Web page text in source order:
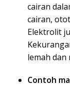
cairan
cairan,
Elektrolit
lemah dan
Contoh